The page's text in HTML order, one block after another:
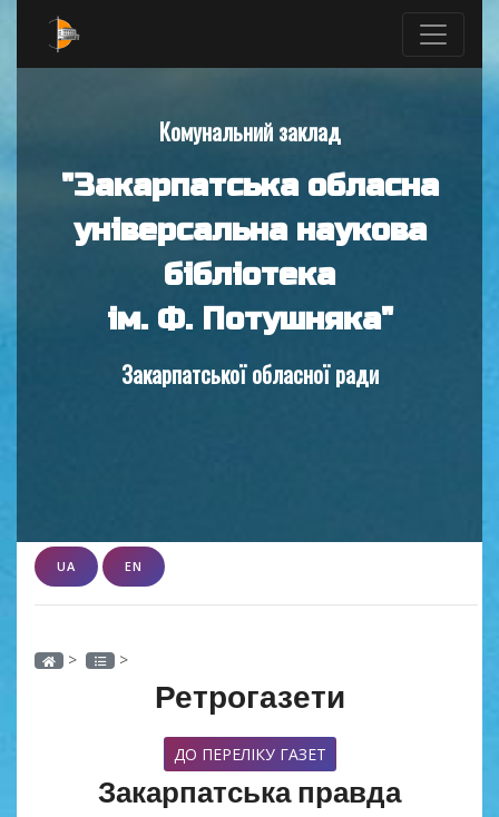
Комунальний заклад
"Закарпатська обласна
універсальна наукова
бібліотека
ім. Ф. Потушняка"
Закарпатської обласної ради
UA EN
> >
Ретрогазети
ДО ПЕРЕЛІКУ ГАЗЕТ
Закарпатська правда